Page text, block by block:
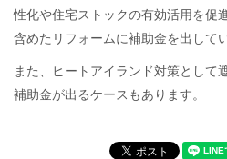
性化や住宅ストックの有効活用を促
含めたリフォームに補助金を出して
また、ヒートアイランド対策として
補助金が出るケースもあります。